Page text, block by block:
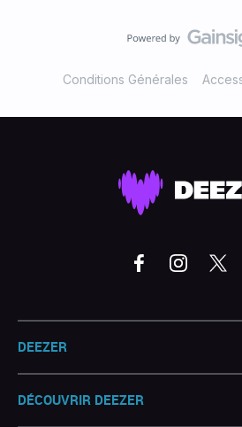
Conditions Générales
DEEZER
DÉCOUVRIR DEEZER